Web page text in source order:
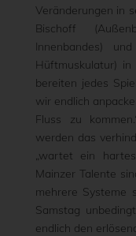
Veränderungen in
Bischoff
Innenbandes)
Hüftmuskulatur)
bereiten jedes
wir endlich
Fluss zu
werden das
„wartet ein
Mainzer Talente
mehrere Systeme
Samstag
endlich den